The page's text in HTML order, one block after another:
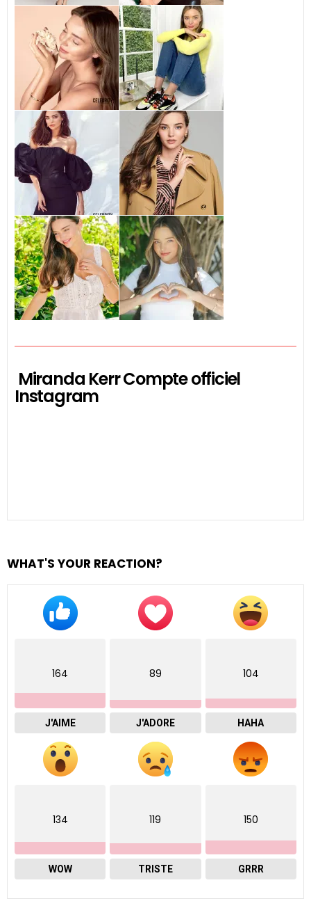
Miranda Kerr Compte officiel
Instagram
WHAT'S YOUR REACTION?
164
J'AIME
89
J'ADORE
104
HAHA
134
WOW
119
TRISTE
150
GRRR